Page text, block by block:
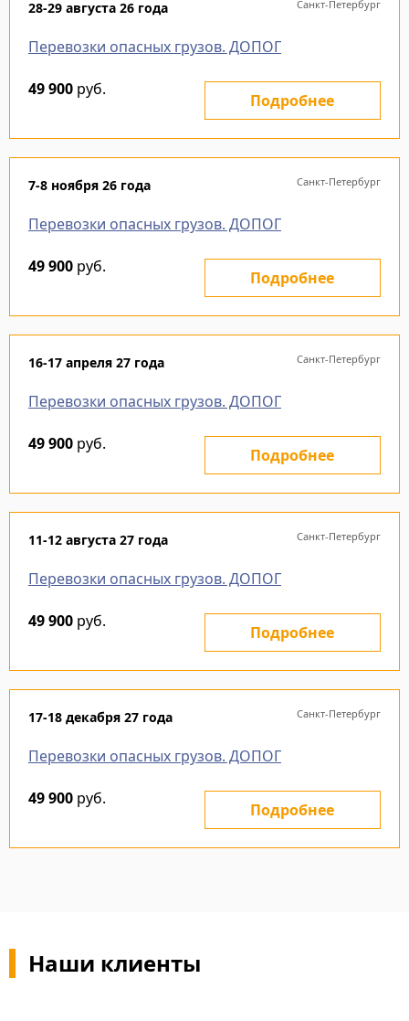
28-29 августа 26 года Санкт-Петербург
Перевозки опасных грузов. ДОПОГ
49 900 руб.
Подробнее
7-8 ноября 26 года Санкт-Петербург
Перевозки опасных грузов. ДОПОГ
49 900 руб.
Подробнее
16-17 апреля 27 года Санкт-Петербург
Перевозки опасных грузов. ДОПОГ
49 900 руб.
Подробнее
11-12 августа 27 года Санкт-Петербург
Перевозки опасных грузов. ДОПОГ
49 900 руб.
Подробнее
17-18 декабря 27 года Санкт-Петербург
Перевозки опасных грузов. ДОПОГ
49 900 руб.
Подробнее
Наши клиенты